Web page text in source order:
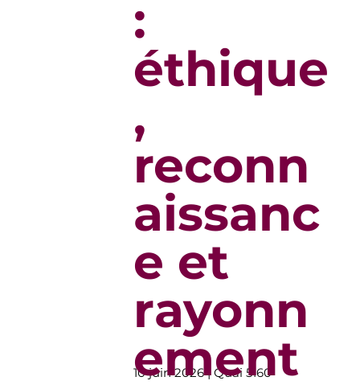
10 juin 2026 | Quai 5160
:
éthique
,
reconn
aissanc
e et
rayonn
ement